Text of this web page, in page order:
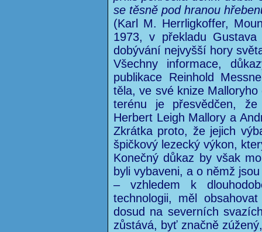
se těsně pod hranou
(Karl M. Herrligkoffer,
1973, v překladu
dobývání nejvyšší hory
Všechny informace,
publikace Reinhold
těla, ve své knize
terénu je přesvědčen,
Herbert Leigh Mallory a
Zkrátka proto, že jejich
špičkový lezecký výkon,
Konečný důkaz by však
byli vybaveni, a o němž
– vzhledem k
technologii, měl
dosud na severních
zůstává, byť značně